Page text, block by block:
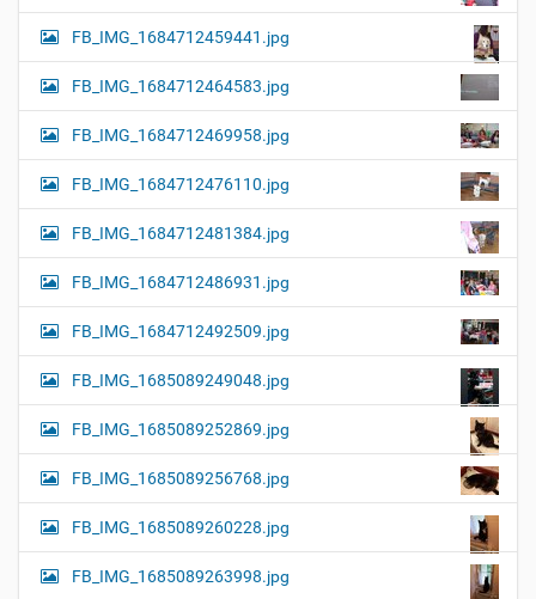
FB_IMG_1684712459441.jpg
FB_IMG_1684712464583.jpg
FB_IMG_1684712469958.jpg
FB_IMG_1684712476110.jpg
FB_IMG_1684712481384.jpg
FB_IMG_1684712486931.jpg
FB_IMG_1684712492509.jpg
FB_IMG_1685089249048.jpg
FB_IMG_1685089252869.jpg
FB_IMG_1685089256768.jpg
FB_IMG_1685089260228.jpg
FB_IMG_1685089263998.jpg